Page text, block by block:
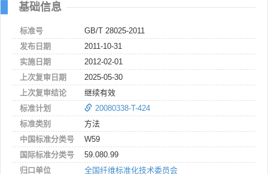
基础信息
标准号
GB/T 28025-2011
发布日期
2011-10-31
实施日期
2012-02-01
上次复审日期
2025-05-30
上次复审结论
继续有效
标准计划
20080338-T-424
标准类别
方法
中国标准分类号
W59
国际标准分类号
59.080.99
归口单位
全国纤维标准化技术委员会